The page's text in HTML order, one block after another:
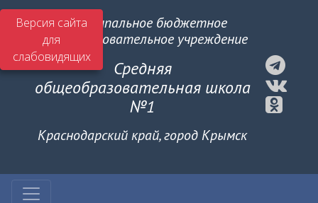
Версия сайта
для
слабовидящих
Муниципальное бюджетное
общеобразовательное учреждение
Средняя
общеобразовательная школа
№1
Краснодарский край, город Крымск